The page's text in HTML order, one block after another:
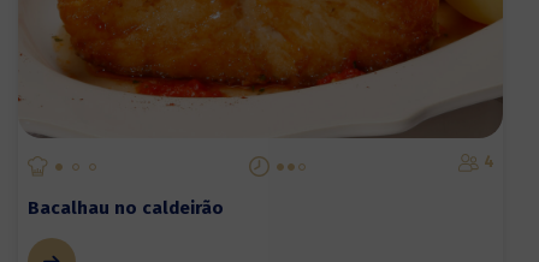
4
Bacalhau no caldeirão